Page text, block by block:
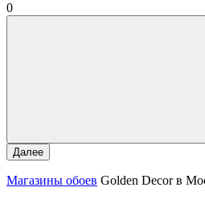
0
Далее
Магазины обоев Golden Decor в